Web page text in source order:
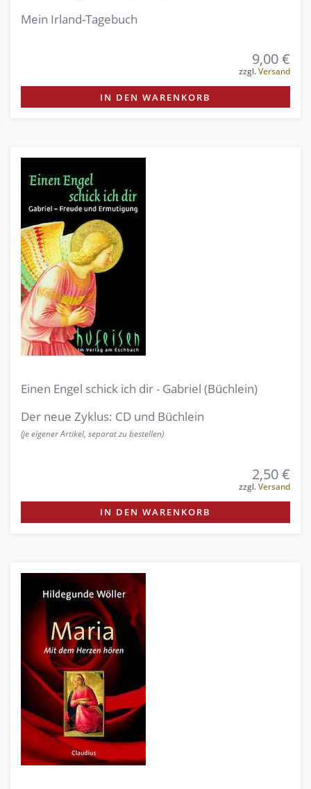
Mein Irland-Tagebuch
9,00 €
zzgl.Versand
IN DEN WARENKORB
Einen Engel schick ich dir - Gabriel (Büchlein)
Der neue Zyklus: CD und Büchlein
(je eigener Artikel, separat zu bestellen)
2,50 €
zzgl.Versand
IN DEN WARENKORB